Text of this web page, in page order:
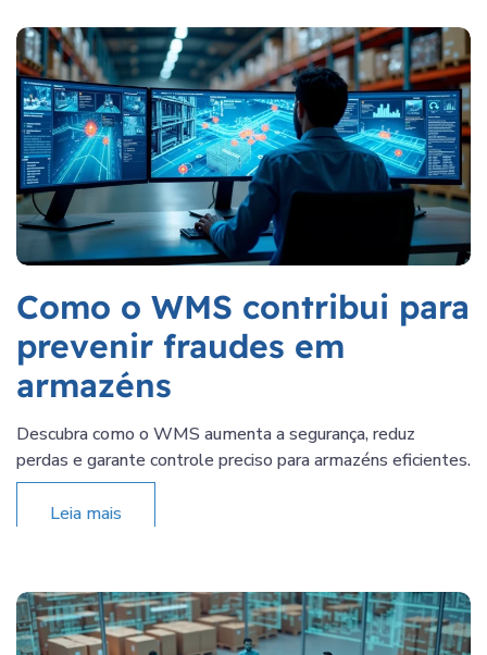
Como o WMS contribui para
prevenir fraudes em
armazéns
Descubra como o WMS aumenta a segurança, reduz
perdas e garante controle preciso para armazéns eficientes.
Leia mais